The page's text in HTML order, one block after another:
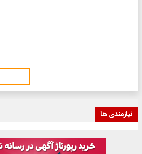
نیازمندی ها